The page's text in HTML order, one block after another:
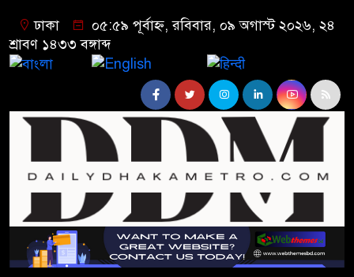
ঢাকা
০৫:৫৯ পূর্বাহ্ন, রবিবার, ০৯ অগাস্ট ২০২৬, ২৪
শ্রাবণ ১৪৩৩ বঙ্গাব্দ